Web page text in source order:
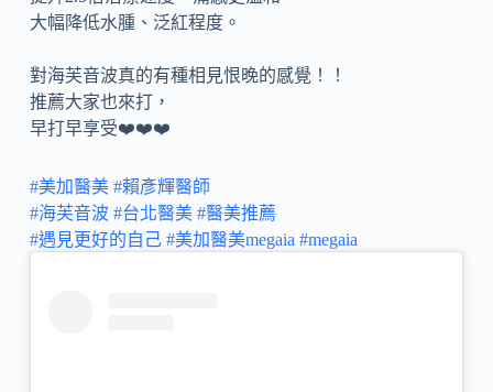
大幅降低水腫、泛紅程度。
對海芙音波真的有種相見恨晚的感覺！！
推薦大家也來打，
早打早享受❤️❤️❤️
#美加醫美 #賴彥輝醫師
#海芙音波 #台北醫美 #醫美推薦
#遇見更好的自己 #美加醫美megaia #megaia